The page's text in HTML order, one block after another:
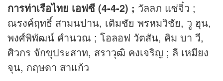
การท่าเรือไทย เอฟซี (4-4-2) ; วัลลภ แซ่จิ๋ว ;
ณรงค์ฤทธิ์ สามนปาน, เติมชัย พรหมวิชัย, วู ฮุน,
พงศ์พิพัฒน์ คำนวณ ; โอลอฟ วัตสัน, คิม บา วี,
ศิวกร จักขุประสาท, สราวุฒิ คงเจริญ ; ลี เหมียง
จุน, กฤษดา สาแก้ว